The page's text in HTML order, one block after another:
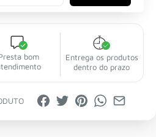
bom
Entrega os produtos
dentro do prazo